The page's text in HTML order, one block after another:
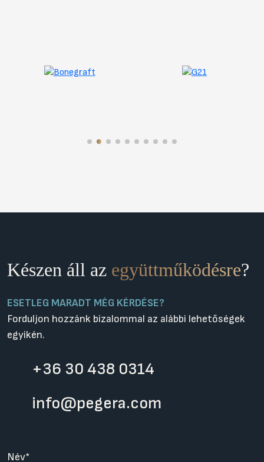
Készen áll az együttműködésre?
ESETLEG MARADT MÉG KÉRDÉSE?
Forduljon hozzánk bizalommal az alábbi lehetőségek
egyikén.
+36 30 438 0314
info@pegera.com
Név*